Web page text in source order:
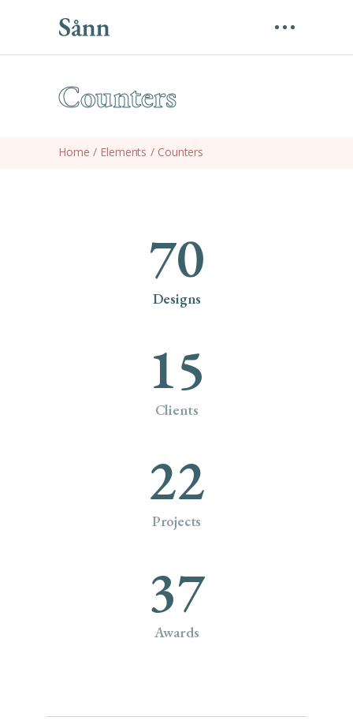
Counters
Home / Elements / Counters
70
Designs
15
Clients
22
Projects
37
Awards